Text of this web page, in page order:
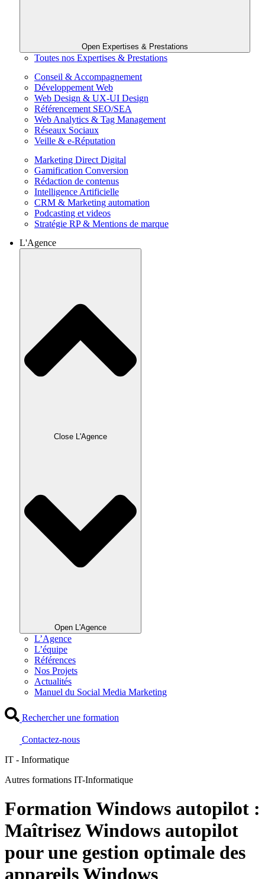
Open Expertises & Prestations
Toutes nos Expertises & Prestations
Conseil & Accompagnement
Développement Web
Web Design & UX-UI Design
Référencement SEO/SEA
Web Analytics & Tag Management
Réseaux Sociaux
Veille & e-Réputation
Marketing Direct Digital
Gamification Conversion
Rédaction de contenus
Intelligence Artificielle
CRM & Marketing automation
Podcasting et videos
Stratégie RP & Mentions de marque
L'Agence
Close L'Agence
Open L'Agence
L’Agence
L’équipe
Références
Nos Projets
Actualités
Manuel du Social Media Marketing
Rechercher une formation
Contactez-nous
IT - Informatique
Autres formations IT-Informatique
Formation Windows autopilot :
Maîtrisez Windows autopilot
pour une gestion optimale des
appareils Windows